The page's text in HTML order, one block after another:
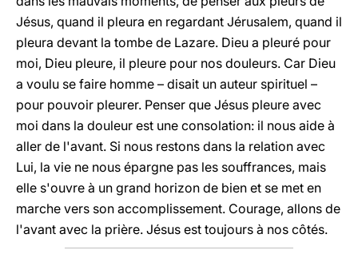
Jésus, quand il pleura en regardant Jérusalem, quand il
pleura devant la tombe de Lazare. Dieu a pleuré pour
moi, Dieu pleure, il pleure pour nos douleurs. Car Dieu
a voulu se faire homme – disait un auteur spirituel –
pour pouvoir pleurer. Penser que Jésus pleure avec
moi dans la douleur est une consolation: il nous aide à
aller de l'avant. Si nous restons dans la relation avec
Lui, la vie ne nous épargne pas les souffrances, mais
elle s'ouvre à un grand horizon de bien et se met en
marche vers son accomplissement. Courage, allons de
l'avant avec la prière. Jésus est toujours à nos côtés.